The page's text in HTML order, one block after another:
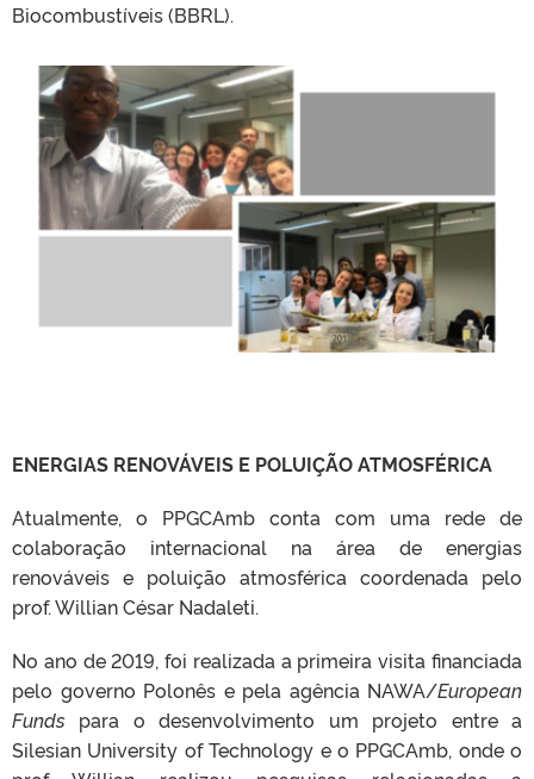
Biocombustíveis (BBRL).
ENERGIAS RENOVÁVEIS E POLUIÇÃO ATMOSFÉRICA
Atualmente, o PPGCAmb conta com uma rede de
colaboração internacional na área de energias
renováveis e poluição atmosférica coordenada pelo
prof. Willian César Nadaleti.
No ano de 2019, foi realizada a primeira visita financiada
pelo governo Polonês e pela agência NAWA/European
Funds para o desenvolvimento um projeto entre a
Silesian University of Technology e o PPGCAmb, onde o